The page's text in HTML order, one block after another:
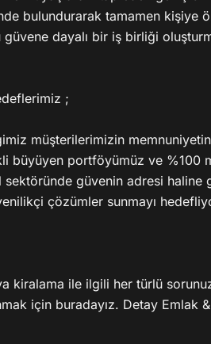
bulundurarak tamamen kişiye
dayalı bir iş birliği
;
müşterilerimizin
büyüyen portföyümüz ve
güvenin adresi
çözümler sunmayı
kiralama ile ilgili her türlü
için buradayız. Detay Emlak